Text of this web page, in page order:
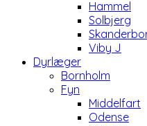
Hammel
Solbjerg
Viby J
Dyrlæger
Bornholm
Fyn
Middelfart
Odense